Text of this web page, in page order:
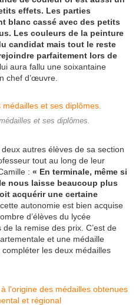
effets. Les parties
blanc cassé avec des petits
Les couleurs de la peinture
candidat mais tout le reste
parfaitement lors de
aura fallu une soixantaine
chef d’œuvre.
et ses diplômes.
autres élèves de sa section
tout au long de leur
: « En terminale, même si
nous laisse beaucoup plus
acquérir une certaine
autonomie est bien acquise
d’élèves du lycée
la remise des prix. C’est de
et une médaille
les deux médailles